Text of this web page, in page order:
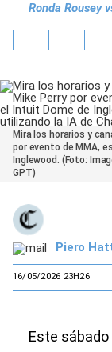
Ronda Rousey
Mira los horarios y
por evento de MMA,
Inglewood. (Foto:
GPT)
Piero
16/05/2026 23H26
Este